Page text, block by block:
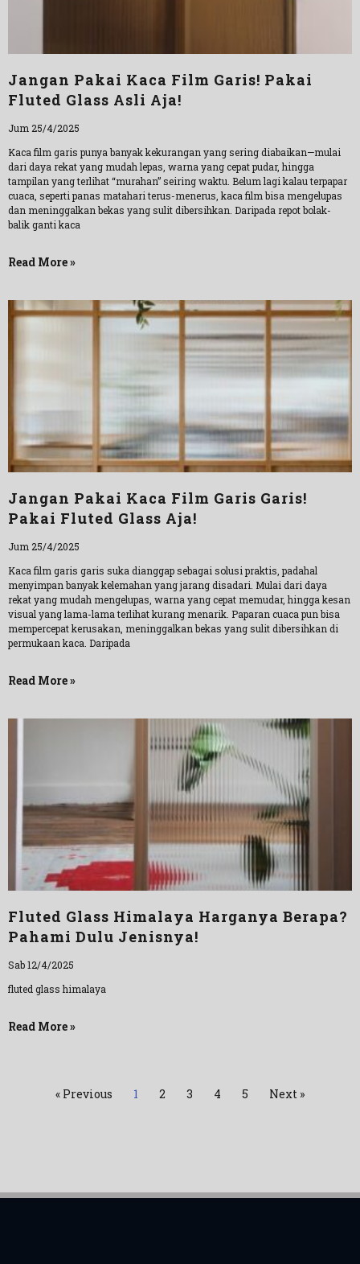
Jangan Pakai Kaca Film Garis! Pakai
Fluted Glass Asli Aja!
Jum 25/4/2025
Kaca film garis punya banyak kekurangan yang sering diabaikan—mulai
dari daya rekat yang mudah lepas, warna yang cepat pudar, hingga
tampilan yang terlihat “murahan” seiring waktu. Belum lagi kalau terpapar
cuaca, seperti panas matahari terus-menerus, kaca film bisa mengelupas
dan meninggalkan bekas yang sulit dibersihkan. Daripada repot bolak-
balik ganti kaca
Read More »
Jangan Pakai Kaca Film Garis Garis!
Pakai Fluted Glass Aja!
Jum 25/4/2025
Kaca film garis garis suka dianggap sebagai solusi praktis, padahal
menyimpan banyak kelemahan yang jarang disadari. Mulai dari daya
rekat yang mudah mengelupas, warna yang cepat memudar, hingga kesan
visual yang lama-lama terlihat kurang menarik. Paparan cuaca pun bisa
mempercepat kerusakan, meninggalkan bekas yang sulit dibersihkan di
permukaan kaca. Daripada
Read More »
Fluted Glass Himalaya Harganya Berapa?
Pahami Dulu Jenisnya!
Sab 12/4/2025
fluted glass himalaya
Read More »
« Previous 1 2 3 4 5 Next »